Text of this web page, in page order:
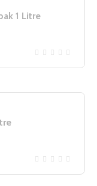
1 Litre